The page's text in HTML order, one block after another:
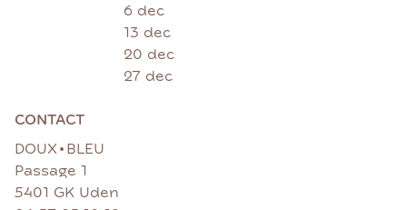
6 dec
13 dec
20 dec
27 dec
CONTACT
DOUX • BLEU
Passage 1
5401 GK Uden